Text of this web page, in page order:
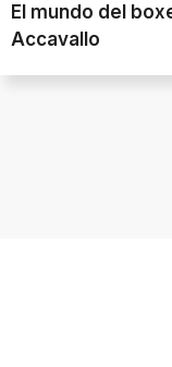
El mundo del
Accavallo